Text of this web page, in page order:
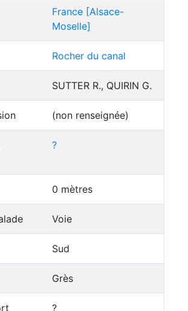
France [Alsace-
Moselle]
Rocher du canal
SUTTER R., QUIRIN G.
(non renseignée)
?
0 mètres
Voie
Sud
Grès
?